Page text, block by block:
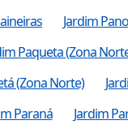
Jardim
Paqueta (Zona
(Zona Norte)
Paraná
Jardim